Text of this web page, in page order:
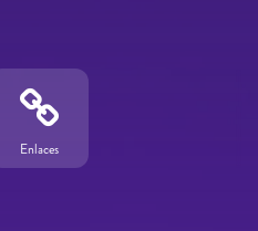
Enlaces